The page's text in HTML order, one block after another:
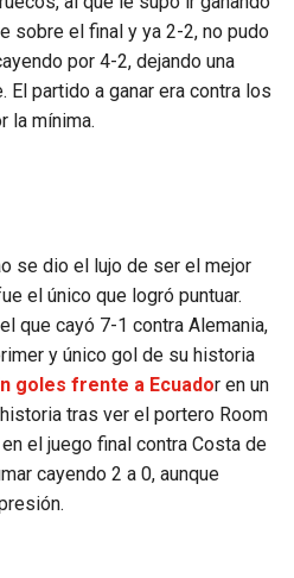
sobre el final y ya 2-2, no pudo
por 4-2, dejando una
El partido a ganar era contra los
la mínima.
se dio el lujo de ser el mejor
el único que logró puntuar.
que cayó 7-1 contra Alemania,
y único gol de su historia
goles frente a Ecuador en un
tras ver el portero Room
el juego final contra Costa de
cayendo 2 a 0, aunque